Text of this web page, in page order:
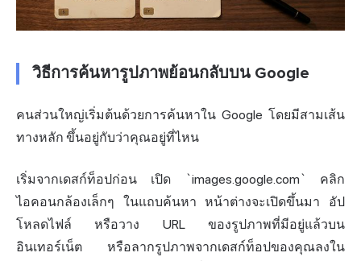
วิธีการค้นหารูปภาพย้อนกลับบน Google
คนส่วนใหญ่เริ่มต้นด้วยการค้นหาใน Google โดยมีสามเส้น
ทางหลัก ขึ้นอยู่กับว่าคุณอยู่ที่ไหน
เริ่มจากเดสก์ท็อปก่อน เปิด `images.google.com` คลิก
ไอคอนกล้องเล็กๆ ในแถบค้นหา หน้าต่างจะเปิดขึ้นมา อัป
โหลดไฟล์ หรือวาง URL ของรูปภาพที่มีอยู่แล้วบน
อินเทอร์เน็ต หรือลากรูปภาพจากเดสก์ท็อปของคุณลงใน